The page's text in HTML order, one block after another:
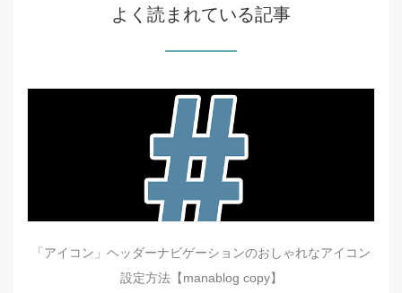
よく読まれている記事
「アイコン」ヘッダーナビゲーションのおしゃれなアイコン
設定方法【manablog copy】